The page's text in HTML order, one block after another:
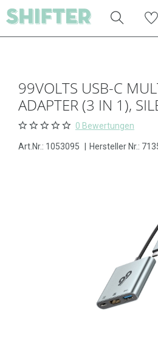
99VOLTS USB-C
ADAPTER (3 IN 1),
0 Bewertungen
Art.Nr.: 1053095 Hersteller Nr.: